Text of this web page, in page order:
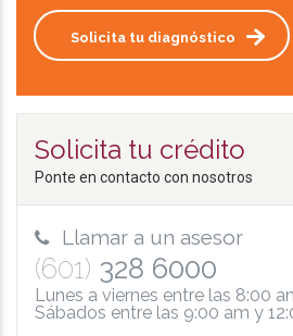
Solicita tu diagnóstico
Solicita tu crédito
Ponte en contacto con nosotros
Llamar a un asesor
(601) 328 6000
Lunes a viernes entre las 8:00
Sábados entre las 9:00 am y